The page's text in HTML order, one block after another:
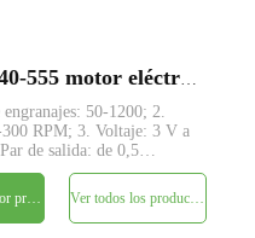
50-1200; 2.
RPM; 3. Voltaje: 3 V a
de salida: de 0,5
5. Estructura de
con eje de
ángulo recto; 6. Gran par
ruido; 7. Codifi
Ver todos los productos